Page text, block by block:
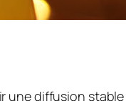
une diffusion